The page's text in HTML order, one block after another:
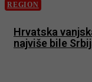
REGION
Hrvatska
najviše bile